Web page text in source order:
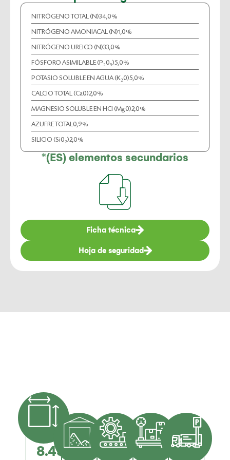
NITRÓGENO TOTAL (N)34,0%
NITRÓGENO AMONIACAL (N)1,0%
NITRÓGENO UREICO (N)33,0%
FÓSFORO ASIMILABLE (P₂0₅)5,0%
POTASIO SOLUBLE EN AGUA (K₂0)5,0%
CALCIO TOTAL (Ca0)2,0%
MAGNESIO SOLUBLE EN HCI (Mg0)2,0%
AZUFRE TOTAL0,9%
SILICIO (Si0₂)2,0%
*(ES) elementos secundarios
Ficha técnica
Hoja de seguridad
8.434